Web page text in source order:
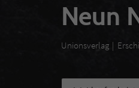
Neun
Unionsverlag